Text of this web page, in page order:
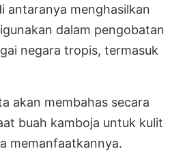
antaranya menghasilkan
dalam pengobatan
negara tropis, termasuk
akan membahas secara
buah kamboja untuk kulit
memanfaatkannya.